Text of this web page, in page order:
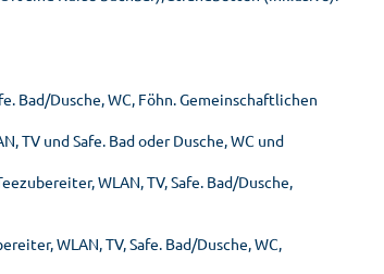
Bad/Dusche, WC, Föhn. Gemeinschaftlichen
TV und Safe. Bad oder Dusche, WC und
WLAN, TV, Safe. Bad/Dusche,
WLAN, TV, Safe. Bad/Dusche, WC,